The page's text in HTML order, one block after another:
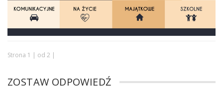
Strona 1 | od 2 |
ZOSTAW ODPOWIEDŹ